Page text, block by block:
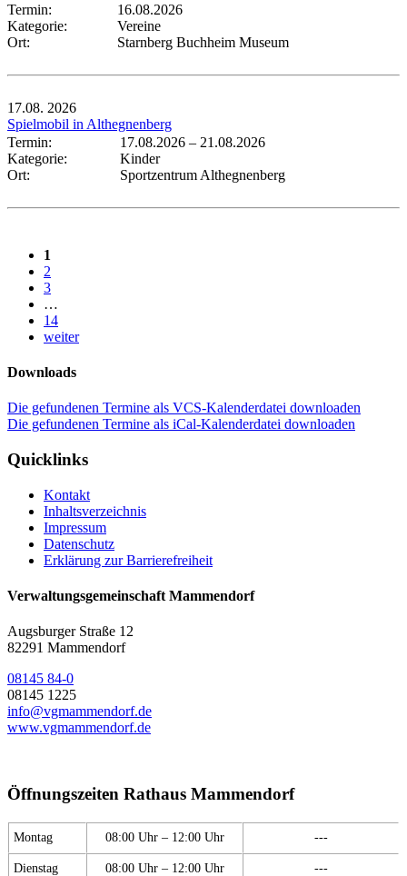
Termin:
16.08.2026
Kategorie:
Vereine
Ort:
Starnberg Buchheim Museum
17.08. 2026
Spielmobil in Althegnenberg
Termin:
17.08.2026 – 21.08.2026
Kategorie:
Kinder
Ort:
Sportzentrum Althegnenberg
1
2
3
…
14
weiter
Downloads
Die gefundenen Termine als VCS-Kalenderdatei downloaden
Die gefundenen Termine als iCal-Kalenderdatei downloaden
Quicklinks
Kontakt
Inhaltsverzeichnis
Impressum
Datenschutz
Erklärung zur Barrierefreiheit
Verwaltungsgemeinschaft Mammendorf
Augsburger Straße 12
82291 Mammendorf
08145 84-0
08145 1225
info@vgmammendorf.de
www.vgmammendorf.de
Öffnungszeiten Rathaus Mammendorf
Montag 08:00 Uhr – 12:00 Uhr ---
Dienstag 08:00 Uhr – 12:00 Uhr ---